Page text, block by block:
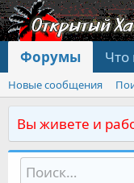
Форумы Что
Новые сообщения
Вы живете и